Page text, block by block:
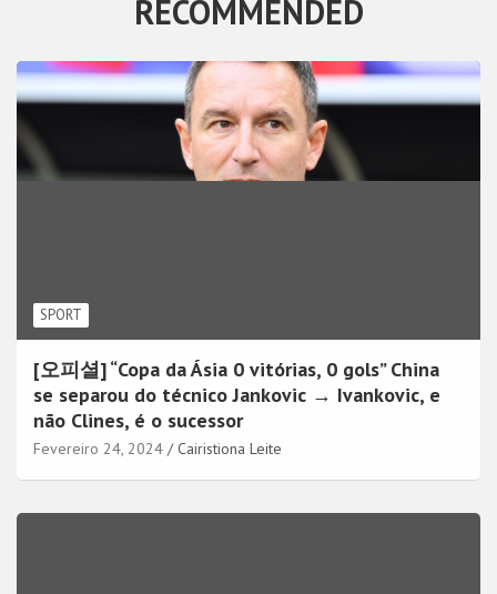
RECOMMENDED
SPORT
[오피셜] “Copa da Ásia 0 vitórias, 0 gols” China
se separou do técnico Jankovic → Ivankovic, e
não Clines, é o sucessor
Fevereiro 24, 2024 Cairistiona Leite